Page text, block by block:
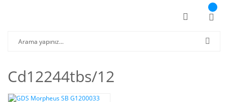
Cd12244tbs/12